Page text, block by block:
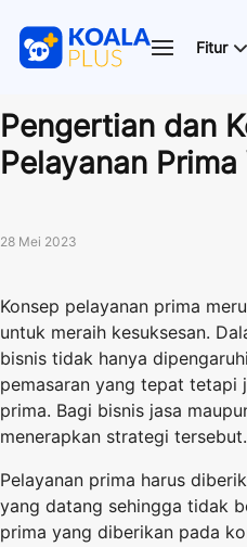
Fitur
Pengertian dan
Pelayanan
28 Mei 2023
Konsep pelayanan prima
untuk meraih kesuksesan.
bisnis tidak hanya
pemasaran yang tepat tetapi
prima. Bagi bisnis jasa
menerapkan strategi tersebut.
Pelayanan prima harus
yang datang sehingga tidak
prima yang diberikan pada